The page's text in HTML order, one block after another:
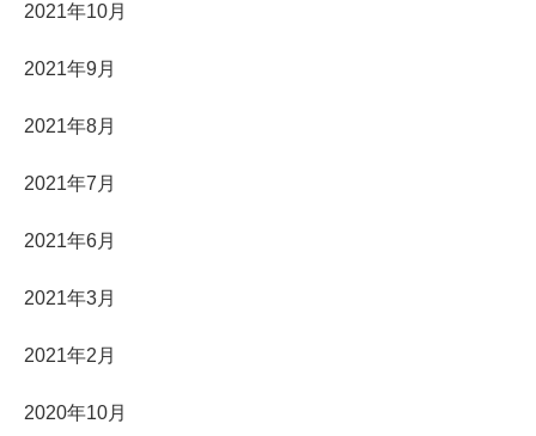
2021年10月
2021年9月
2021年8月
2021年7月
2021年6月
2021年3月
2021年2月
2020年10月